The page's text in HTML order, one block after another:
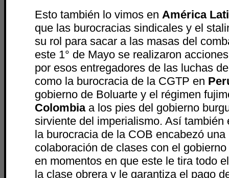
Esto también lo vimos enAmérica
que las burocracias sindicales y el
su rol para sacar a las masas del
este 1° de Mayo se realizaron
por esos entregadores de las luchas
como la burocracia de la CGTP en
gobierno de Boluarte y el régimen
Colombiaa los pies del gobierno
sirviente del imperialismo. Así
la burocracia de la COB encabezó
colaboración de clases con el
en momentos en que este le tira todo
la clase obrera y le garantiza el pago